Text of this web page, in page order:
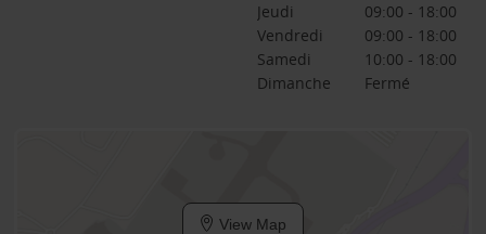
Jeudi
09:00 - 18:00
Vendredi
09:00 - 18:00
Samedi
10:00 - 18:00
Dimanche
Fermé
View Map